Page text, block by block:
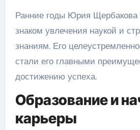
Ранние годы Юрия
знаком увлечения наукой и
знаниям. Его
стали его главными
достижению успеха.
Образование и
карьеры